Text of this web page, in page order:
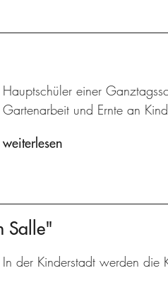
Hauptschüler einer
Gartenarbeit und Ernte an
weiterlesen
Salle"
In der Kinderstadt werden die